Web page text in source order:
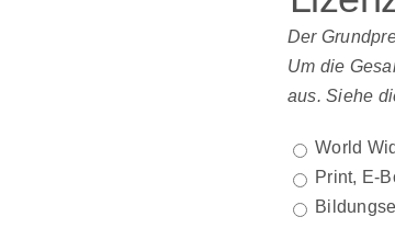
Der
Um die
aus. Siehe
World
Print, E-